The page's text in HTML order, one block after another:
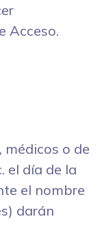
Acceso.
o de
el día de la
el nombre
darán